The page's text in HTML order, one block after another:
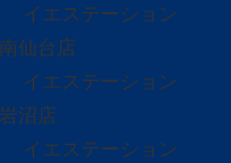
イエステーション
南仙台店
イエステーション
岩沼店
イエステーション